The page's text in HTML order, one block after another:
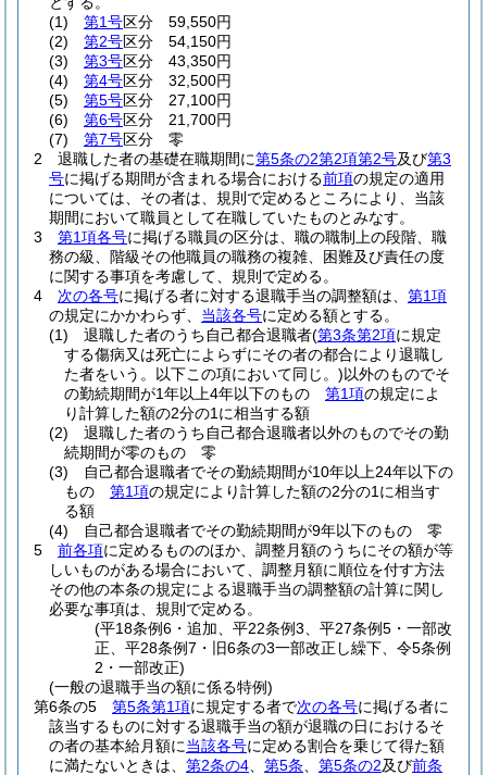
(1)
第1号区分 59,550円
(2)
第2号区分 54,150円
(3)
第3号区分 43,350円
(4)
第4号区分 32,500円
(5)
第5号区分 27,100円
(6)
第6号区分 21,700円
(7)
第7号区分 零
2
退職した者の基礎在職期間に第5条の2第2項第2号及び第3
号に掲げる期間が含まれる場合における前項の規定の適用
については、その者は、規則で定めるところにより、当該
期間において職員として在職していたものとみなす。
3
第1項各号に掲げる職員の区分は、職の職制上の段階、職
務の級、階級その他職員の職務の複雑、困難及び責任の度
に関する事項を考慮して、規則で定める。
4
次の各号に掲げる者に対する退職手当の調整額は、 第1項
の規定にかかわらず、 当該各号に定める額とする。
(1)
退職した者のうち自己都合退職者(第3条第2項に規定
する傷病又は死亡によらずにその者の都合により退職し
た者をいう。以下この項において同じ。)以外のものでそ
の勤続期間が1年以上4年以下のもの 第1項の規定によ
り計算した額の2分の1に相当する額
(2)
退職した者のうち自己都合退職者以外のものでその勤
続期間が零のもの 零
(3)
自己都合退職者でその勤続期間が10年以上24年以下の
もの 第1項の規定により計算した額の2分の1に相当す
る額
(4)
自己都合退職者でその勤続期間が9年以下のもの 零
5
前各項に定めるもののほか、調整月額のうちにその額が等
しいものがある場合において、調整月額に順位を付す方法
その他の本条の規定による退職手当の調整額の計算に関し
必要な事項は、規則で定める。
(平18条例6・追加、平22条例3、平27条例5・一部改
正、平28条例7・旧6条の3一部改正し繰下、令5条例
2・一部改正)
(一般の退職手当の額に係る特例)
第6条の5
第5条第1項に規定する者で次の各号に掲げる者に
該当するものに対する退職手当の額が退職の日におけるそ
の者の基本給月額に当該各号に定める割合を乗じて得た額
に満たないときは、 第2条の4 第5条 第5条の2及び前条